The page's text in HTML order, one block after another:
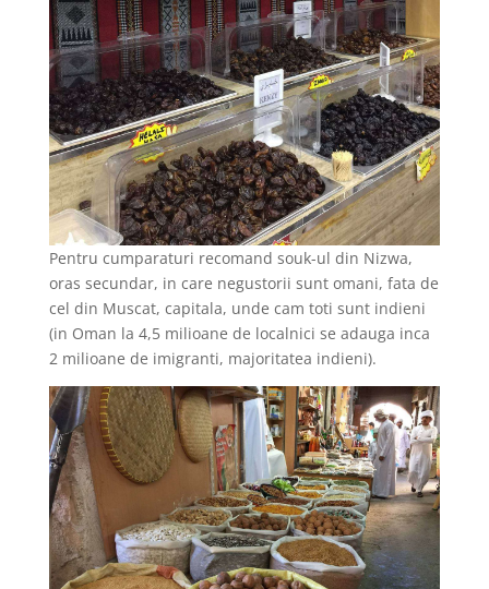
Pentru cumparaturi recomand souk-ul din Nizwa,
oras secundar, in care negustorii sunt omani, fata de
cel din Muscat, capitala, unde cam toti sunt indieni
(in Oman la 4,5 milioane de localnici se adauga inca
2 milioane de imigranti, majoritatea indieni).